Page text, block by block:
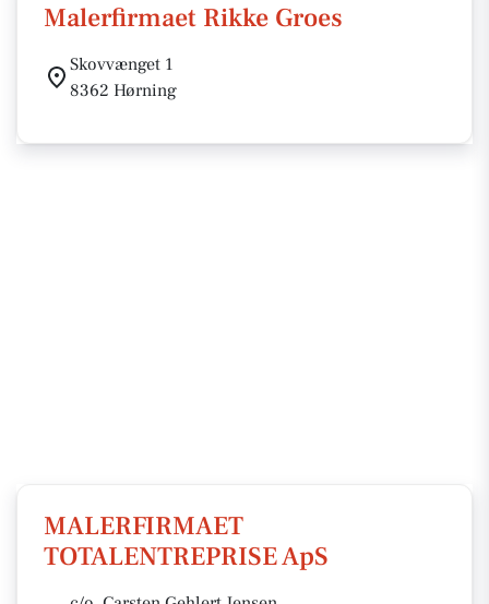
Malerfirmaet Rikke Groes
Skovvænget 1
8362 Hørning
MALERFIRMAET
TOTALENTREPRISE ApS